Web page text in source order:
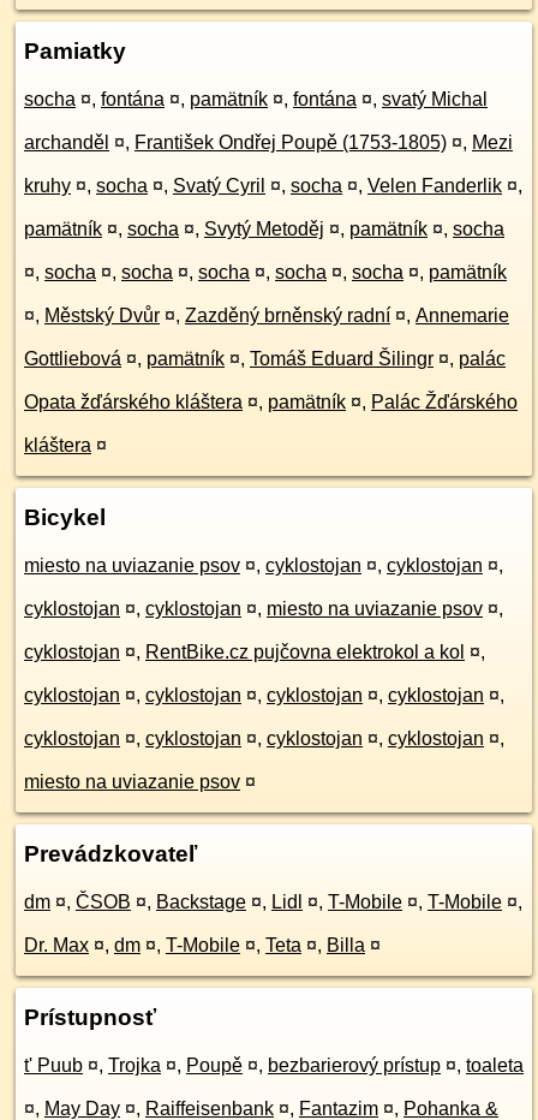
Pamiatky
socha ¤, fontána ¤, pamätník ¤, fontána ¤, svatý Michal
archanděl ¤, František Ondřej Poupě (1753-1805) ¤, Mezi
kruhy ¤, socha ¤, Svatý Cyril ¤, socha ¤, Velen Fanderlik ¤,
pamätník ¤, socha ¤, Svytý Metoděj ¤, pamätník ¤, socha
¤, socha ¤, socha ¤, socha ¤, socha ¤, socha ¤, pamätník
¤, Městský Dvůr ¤, Zazděný brněnský radní ¤, Annemarie
Gottliebová ¤, pamätník ¤, Tomáš Eduard Šilingr ¤, palác
Opata žďárského kláštera ¤, pamätník ¤, Palác Žďárského
kláštera ¤
Bicykel
miesto na uviazanie psov ¤, cyklostojan ¤, cyklostojan ¤,
cyklostojan ¤, cyklostojan ¤, miesto na uviazanie psov ¤,
cyklostojan ¤, RentBike.cz pujčovna elektrokol a kol ¤,
cyklostojan ¤, cyklostojan ¤, cyklostojan ¤, cyklostojan ¤,
cyklostojan ¤, cyklostojan ¤, cyklostojan ¤, cyklostojan ¤,
miesto na uviazanie psov ¤
Prevádzkovateľ
dm ¤, ČSOB ¤, Backstage ¤, Lidl ¤, T-Mobile ¤, T-Mobile ¤,
Dr. Max ¤, dm ¤, T-Mobile ¤, Teta ¤, Billa ¤
Prístupnosť
t' Puub ¤, Trojka ¤, Poupě ¤, bezbarierový prístup ¤, toaleta
¤, May Day ¤, Raiffeisenbank ¤, Fantazim ¤, Pohanka &